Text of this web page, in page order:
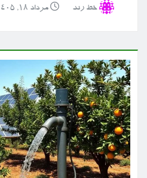
خط رند مرداد ۱۸, ۱۴۰۵